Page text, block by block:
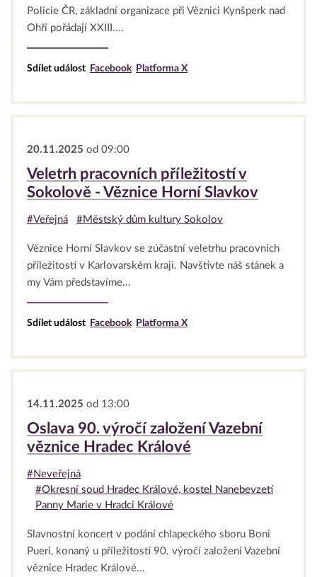
Policie ČR, základní organizace při Věznici Kynšperk nad
Ohří pořádají XXIII....
Sdílet událost Facebook Platforma X
20.11.2025 od 09:00
Veletrh pracovních příležitostí v
Sokolově - Věznice Horní Slavkov
#Veřejná #Městský dům kultury Sokolov
Věznice Horní Slavkov se zúčastní veletrhu pracovních
příležitostí v Karlovarském kraji. Navštivte náš stánek a
my Vám představíme...
Sdílet událost Facebook Platforma X
14.11.2025 od 13:00
Oslava 90. výročí založení Vazební
věznice Hradec Králové
#Neveřejná
#Okresní soud Hradec Králové, kostel Nanebevzetí
Panny Marie v Hradci Králové
Slavnostní koncert v podání chlapeckého sboru Boni
Pueri, konaný u příležitosti 90. výročí založení Vazební
věznice Hradec Králové...